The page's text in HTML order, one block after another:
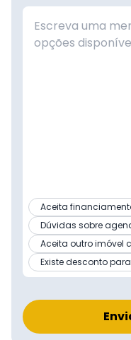
Aceita
Dúvidas sobre
Aceita outro imóvel
Existe desconto